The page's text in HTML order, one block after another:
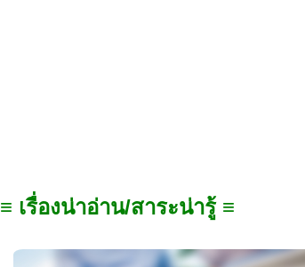
≡ เรื่องน่าอ่าน/สาระน่ารู้ ≡